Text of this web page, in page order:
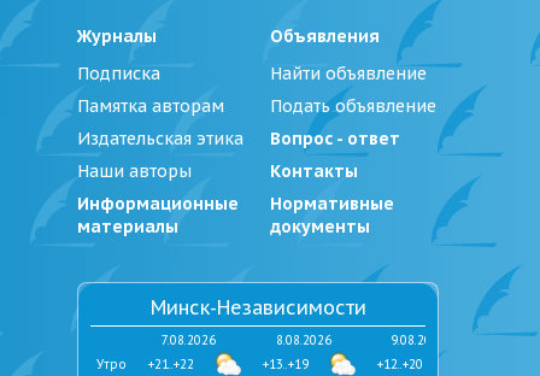
Журналы
Подписка
Памятка авторам
Издательская этика
Наши авторы
Информационные
материалы
Объявления
Найти объявление
Подать объявление
Вопрос - ответ
Контакты
Нормативные
документы
Минск-Независимости
7.08.2026
+21..+22
8.08.2026
+13..+19
9.08.2026
+12..+20
Утро